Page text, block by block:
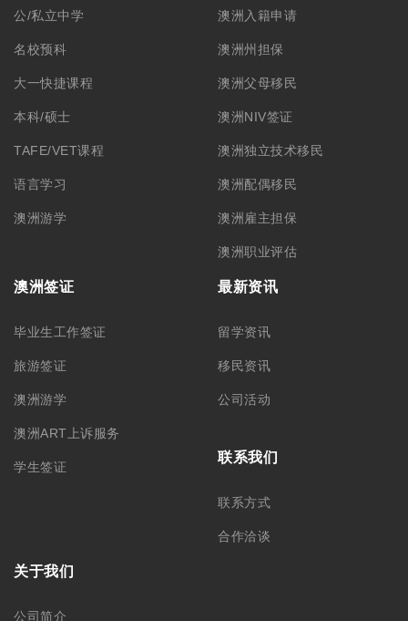
公/私立中学
名校预科
大一快捷课程
本科/硕士
TAFE/VET课程
语言学习
澳洲游学
澳洲入籍申请
澳洲州担保
澳洲父母移民
澳洲NIV签证
澳洲独立技术移民
澳洲配偶移民
澳洲雇主担保
澳洲职业评估
澳洲签证
毕业生工作签证
旅游签证
澳洲游学
澳洲ART上诉服务
学生签证
最新资讯
留学资讯
移民资讯
公司活动
联系我们
联系方式
合作洽谈
关于我们
公司简介